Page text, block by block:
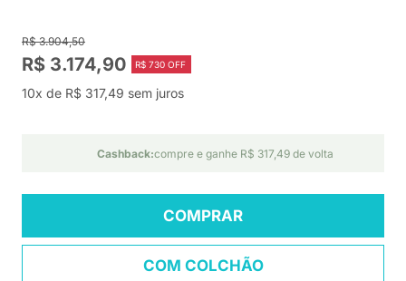
R$ 3.904,50
R$ 3.174,90 R$ 730 OFF
10x de R$ 317,49 sem juros
Cashback:compre e ganhe R$ 317,49 de volta
COMPRAR
COM COLCHÃO